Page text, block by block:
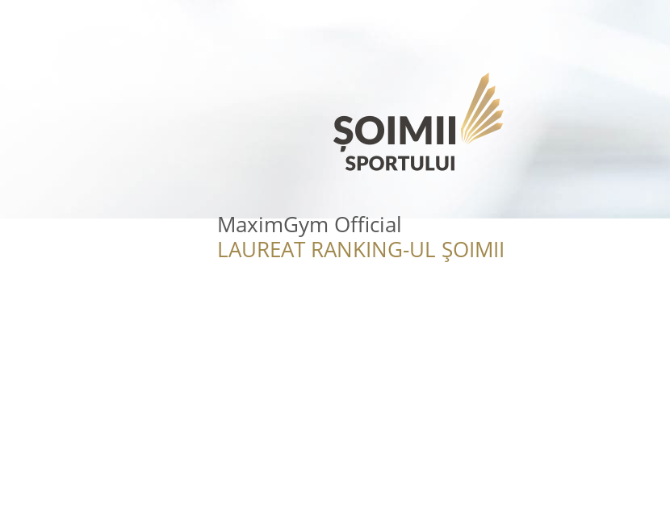
MaximGym Official
LAUREAT RANKING-UL ȘOIMII